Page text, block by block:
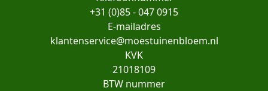
+31 (0)85 - 047 0915
E-mailadres
klantenservice@moestuinenbloem.nl
KVK
21018109
BTW nummer